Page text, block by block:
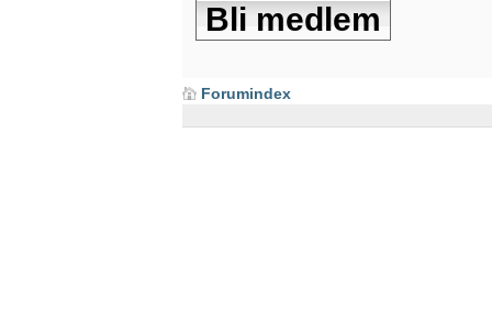
Bli medlem
Forumindex